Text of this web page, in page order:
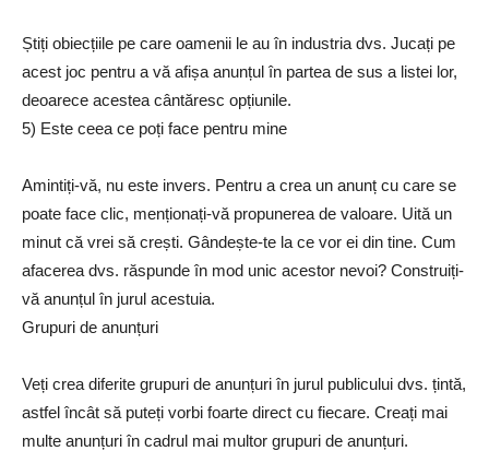
Știți obiecțiile pe care oamenii le au în industria dvs. Jucați pe
acest joc pentru a vă afișa anunțul în partea de sus a listei lor,
deoarece acestea cântăresc opțiunile.
5) Este ceea ce poți face pentru mine
Amintiți-vă, nu este invers. Pentru a crea un anunț cu care se
poate face clic, menționați-vă propunerea de valoare. Uită un
minut că vrei să crești. Gândește-te la ce vor ei din tine. Cum
afacerea dvs. răspunde în mod unic acestor nevoi? Construiți-
vă anunțul în jurul acestuia.
Grupuri de anunțuri
Veți crea diferite grupuri de anunțuri în jurul publicului dvs. țintă,
astfel încât să puteți vorbi foarte direct cu fiecare. Creați mai
multe anunțuri în cadrul mai multor grupuri de anunțuri.